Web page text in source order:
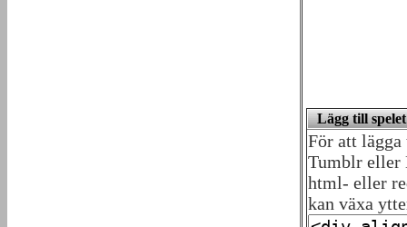
Lägg till
För att
Tumblr eller
html- eller
kan växa